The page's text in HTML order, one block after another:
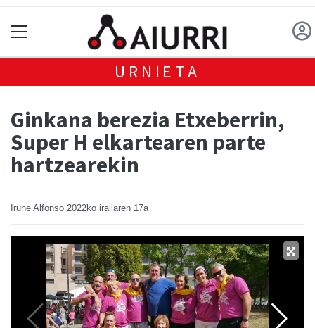
URNIETA
Ginkana berezia Etxeberrin,
Super H elkartearen parte
hartzearekin
Irune Alfonso 2022ko irailaren 17a